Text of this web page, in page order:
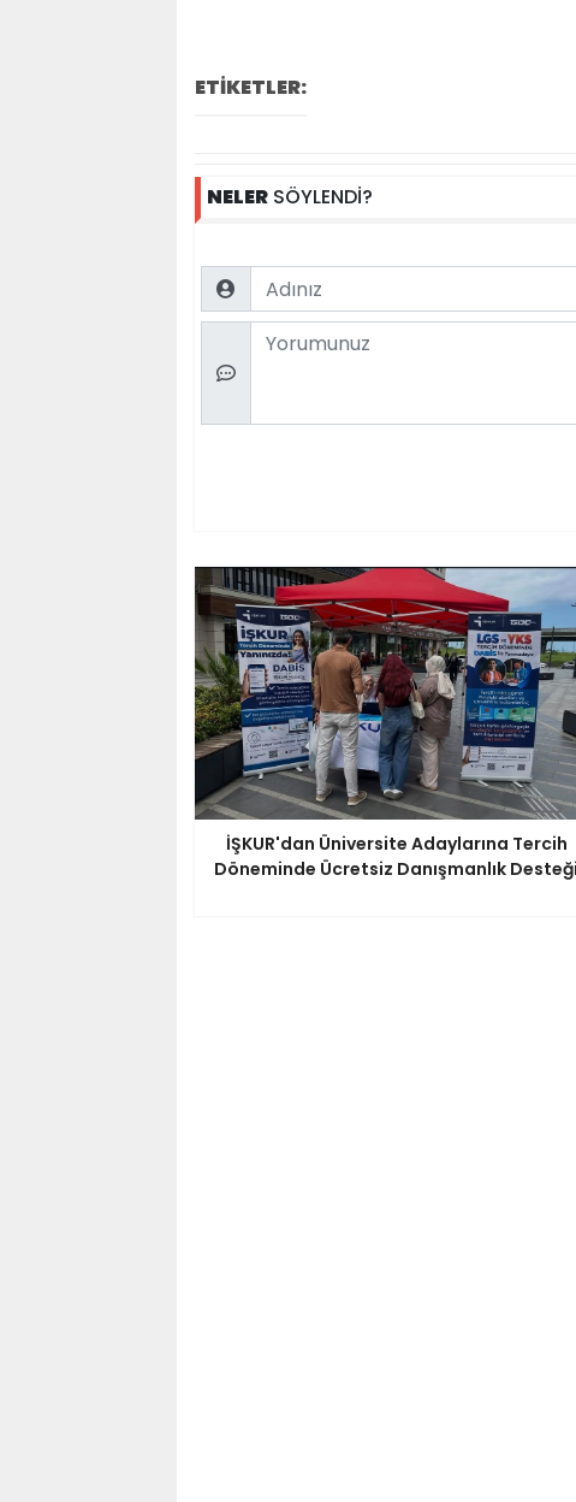
ETİKETLER:
NELER SÖYLENDİ?
Name
Comment
İŞKUR'dan Üniversite Adaylarına Tercih
Döneminde Ücretsiz Danışmanlık Desteği